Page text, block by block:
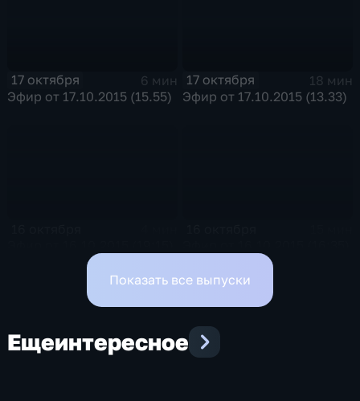
17 октября
6 мин
Эфир от 17.10.2015 (15.55)
17 октября
18 мин
Эфир от 17.10.2015 (13.33)
Показать все выпуски
Ещеинтересное